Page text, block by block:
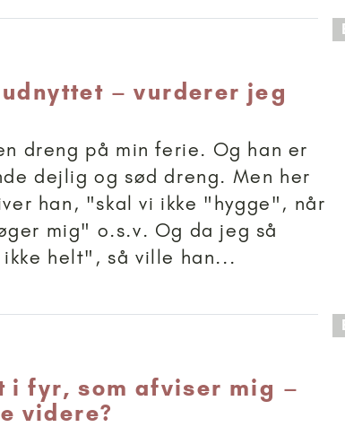
– vurderer jeg
dreng på min ferie. Og han er
dejlig og sød dreng. Men her
han, "skal vi ikke "hygge", når
mig" o.s.v. Og da jeg så
helt", så ville han...
i fyr, som afviser mig –
videre?